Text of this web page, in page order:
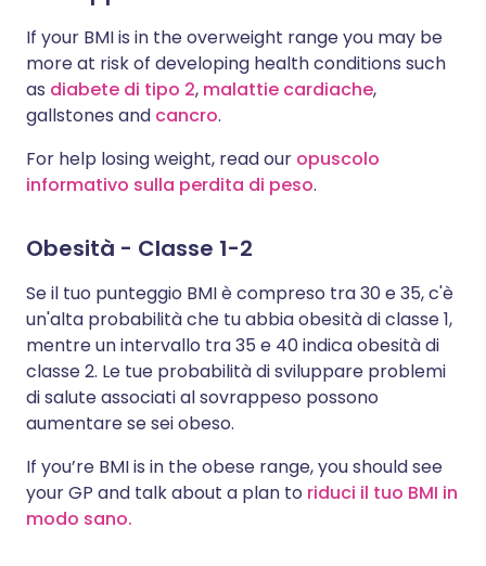
If your BMI is in the overweight range you may be
more at risk of developing health conditions such
as diabete di tipo 2, malattie cardiache,
gallstones and cancro.
For help losing weight, read our opuscolo
informativo sulla perdita di peso.
Obesità - Classe 1-2
Se il tuo punteggio BMI è compreso tra 30 e 35, c'è
un'alta probabilità che tu abbia obesità di classe 1,
mentre un intervallo tra 35 e 40 indica obesità di
classe 2. Le tue probabilità di sviluppare problemi
di salute associati al sovrappeso possono
aumentare se sei obeso.
If you’re BMI is in the obese range, you should see
your GP and talk about a plan to riduci il tuo BMI in
modo sano.